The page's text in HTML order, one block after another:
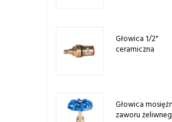
Głowica 1/2"
ceramiczna
Głowica
zaworu